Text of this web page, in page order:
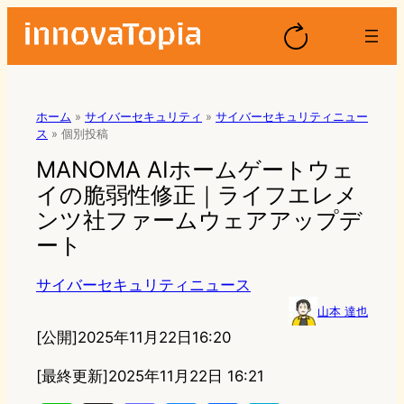
ホーム » サイバーセキュリティ » サイバーセキュリティニュー
ス » 個別投稿
MANOMA AIホームゲートウェ
イの脆弱性修正｜ライフエレメ
ンツ社ファームウェアアップデ
ート
サイバーセキュリティニュース
山本 達也
[公開]2025年11月22日16:20
[最終更新]2025年11月22日 16:21